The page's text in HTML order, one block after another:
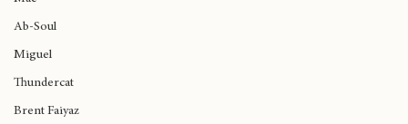
Mac
Ab-Soul
Miguel
Thundercat